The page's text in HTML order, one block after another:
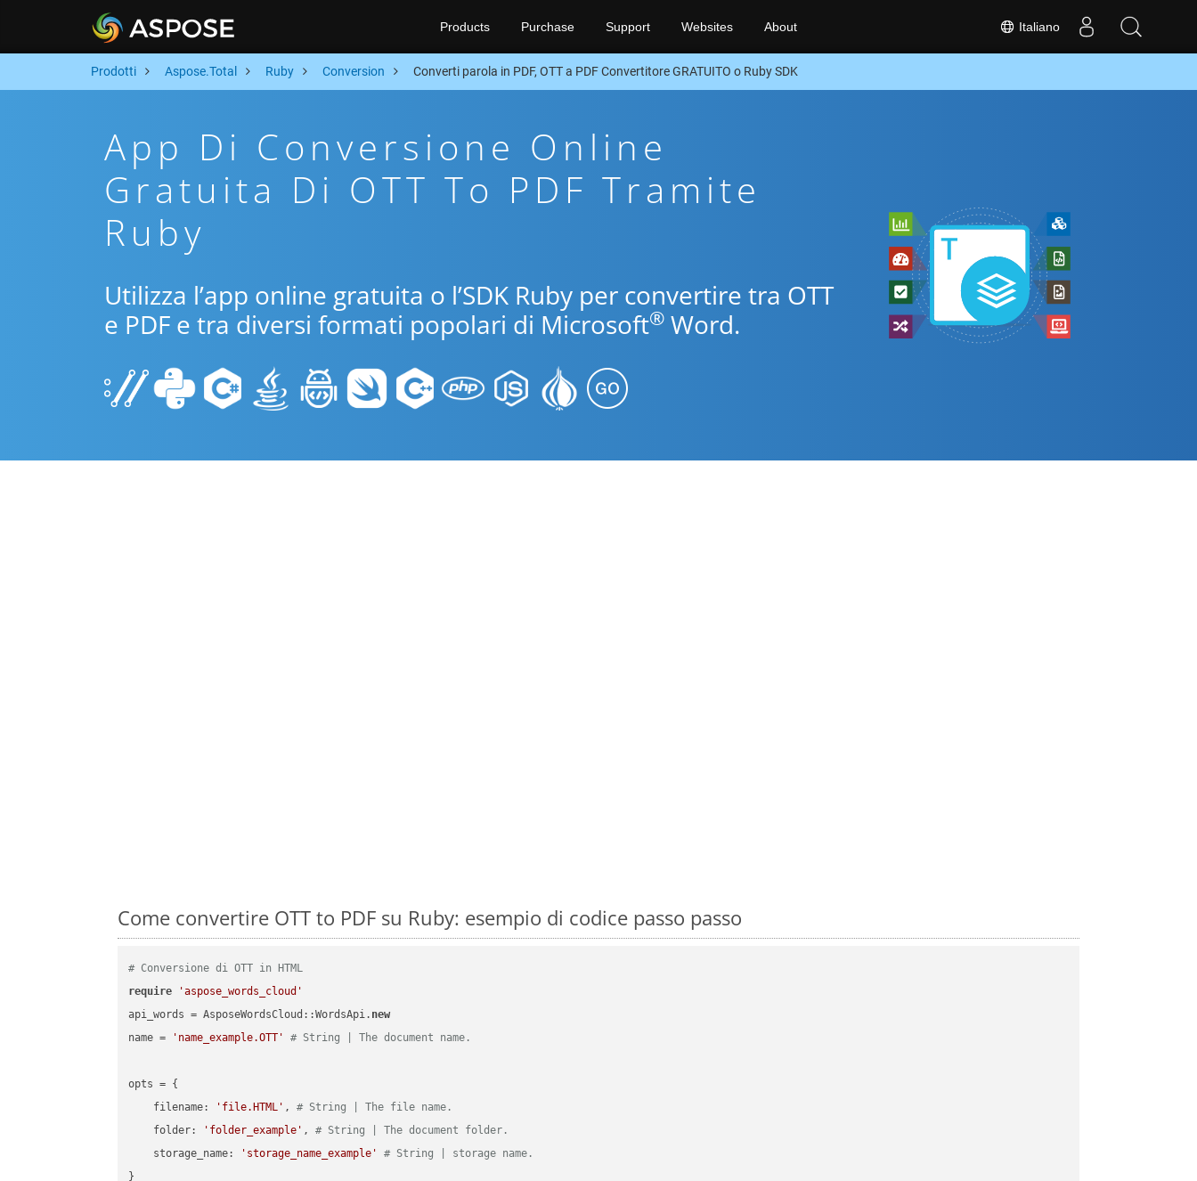
Italiano
Products Purchase Support Websites About
Prodotti Aspose.Total Ruby Conversion Converti parola in PDF, OTT a PDF Convertitore GRATUITO o Ruby SDK
App Di Conversione Online
Gratuita Di OTT To PDF Tramite
Ruby
Utilizza l’app online gratuita o l’SDK Ruby per convertire tra OTT
e PDF e tra diversi formati popolari di Microsoft® Word.
Come convertire OTT to PDF su Ruby: esempio di codice passo passo
# Conversione di OTT in HTML
require
'aspose_words_cloud'
api_words = AsposeWordsCloud::WordsApi. new
name =
'name_example.OTT' # String | The document name.
opts = {
    filename:
'file.HTML' , # String | The file name.
    folder:
'folder_example' , # String | The document folder.
    storage_name:
'storage_name_example'
# String | storage name.
}